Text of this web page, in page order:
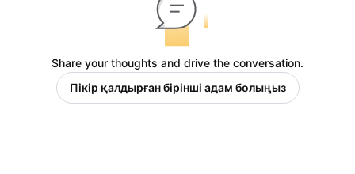
Share your thoughts and drive the conversation.
Пікір қалдырған бірінші адам болыңыз